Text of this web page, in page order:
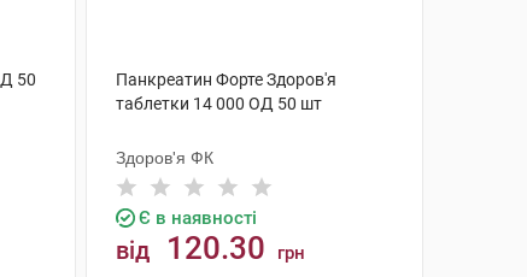
50
Панкреатин Форте Здоров'я
таблетки 14 000 ОД 50 шт
Здоров'я ФК
Є в наявності
від 120.30 грн